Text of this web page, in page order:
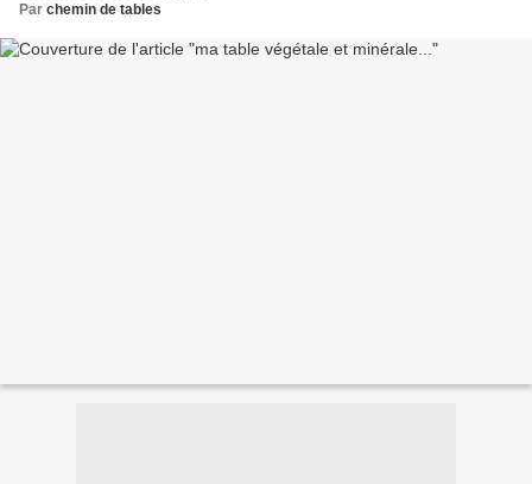
Par chemin de tables